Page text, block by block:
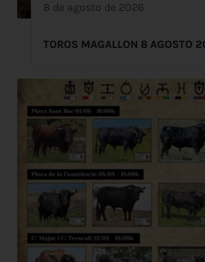
8 de agosto de 2026
TOROS MAGALLON 8 AGOSTO